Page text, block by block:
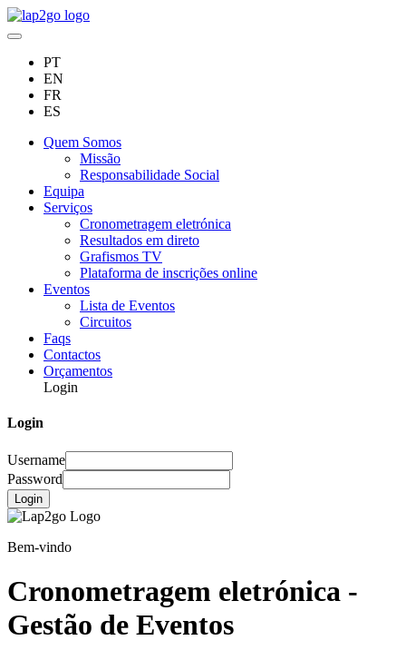
PT
EN
FR
ES
Quem Somos
Missão
Responsabilidade Social
Equipa
Serviços
Cronometragem eletrónica
Resultados em direto
Grafismos TV
Plataforma de inscrições online
Eventos
Lista de Eventos
Circuitos
Faqs
Contactos
Orçamentos
Login
Login
Username
Password
Login
Bem-vindo
Cronometragem eletrónica -
Gestão de Eventos